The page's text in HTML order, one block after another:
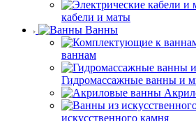
кабели и маты
Ванны
ваннам
Гидромассажные ванны и
искусственного камня